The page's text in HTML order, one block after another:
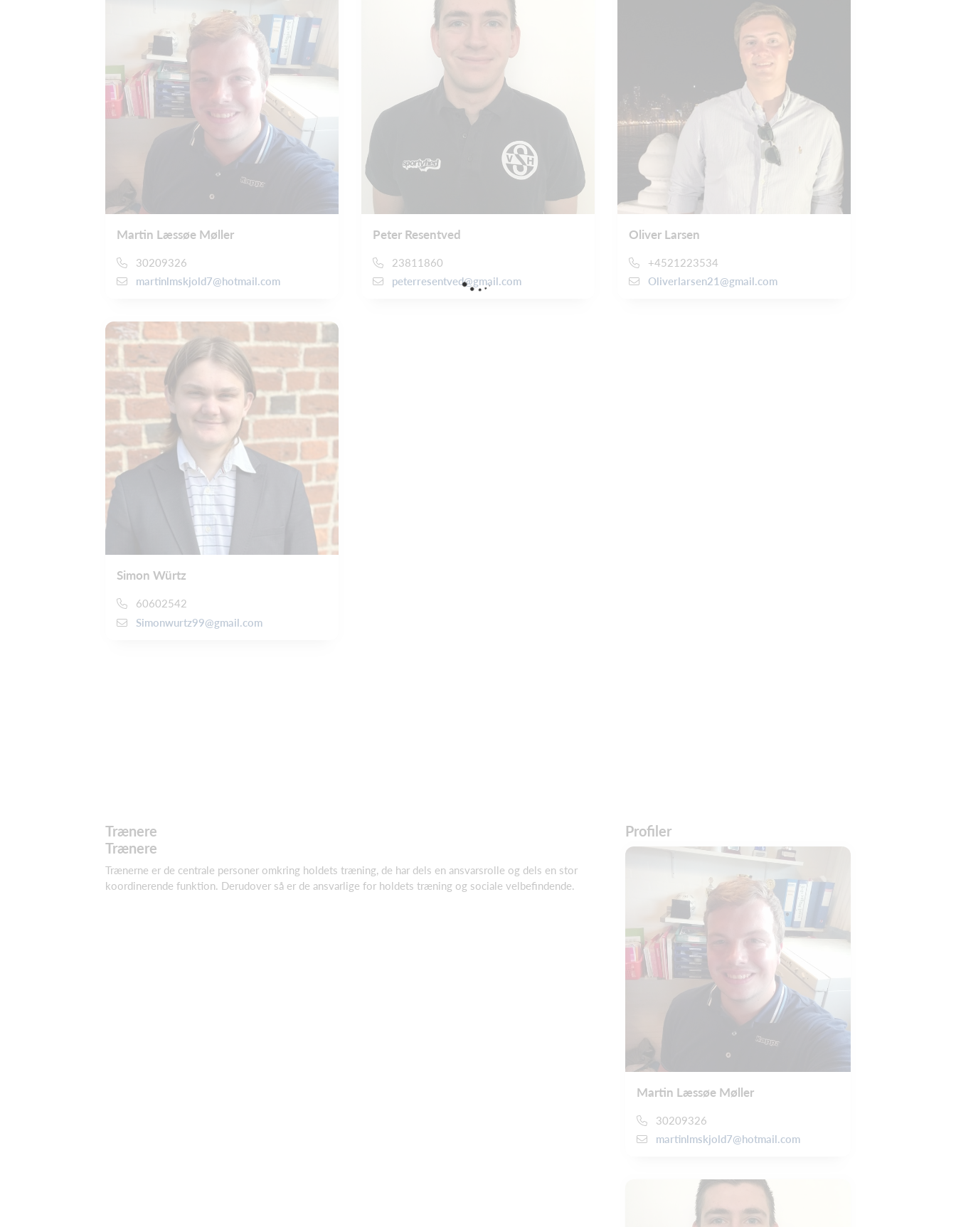
Martin Læssøe Møller
30209326
martinlmskjold7@hotmail.com
Peter Resentved
23811860
peterresentved@gmail.com
Oliver Larsen
+4521223534
Oliverlarsen21@gmail.com
Simon Würtz
60602542
Simonwurtz99@gmail.com
Trænere
Trænere
Trænerne er de centrale personer omkring holdets træning, de har dels en ansvarsrolle og dels en stor
koordinerende funktion. Derudover så er de ansvarlige for holdets træning og sociale velbefindende.
Profiler
Martin Læssøe Møller
30209326
martinlmskjold7@hotmail.com